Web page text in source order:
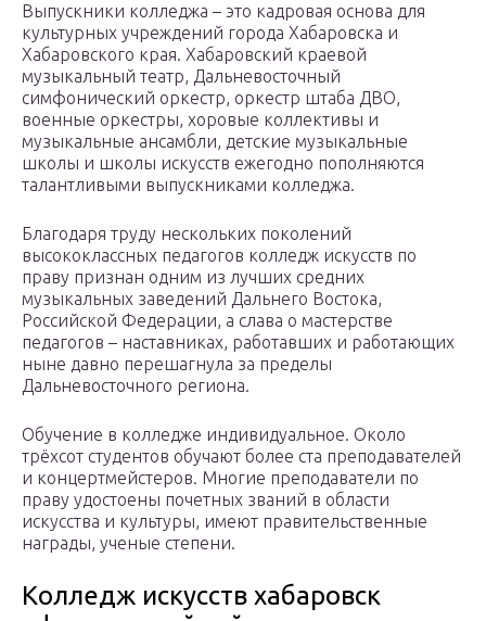
Выпускники колледжа – это кадровая основа для
культурных учреждений города Хабаровска и
Хабаровского края. Хабаровский краевой
музыкальный театр, Дальневосточный
симфонический оркестр, оркестр штаба ДВО,
военные оркестры, хоровые коллективы и
музыкальные ансамбли, детские музыкальные
школы и школы искусств ежегодно пополняются
талантливыми выпускниками колледжа.
Благодаря труду нескольких поколений
высококлассных педагогов колледж искусств по
праву признан одним из лучших средних
музыкальных заведений Дальнего Востока,
Российской Федерации, а слава о мастерстве
педагогов – наставниках, работавших и работающих
ныне давно перешагнула за пределы
Дальневосточного региона.
Обучение в колледже индивидуальное. Около
трёхсот студентов обучают более ста преподавателей
и концертмейстеров. Многие преподаватели по
праву удостоены почетных званий в области
искусства и культуры, имеют правительственные
награды, ученые степени.
Колледж искусств хабаровск